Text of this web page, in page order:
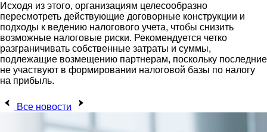
Исходя из этого, организациям целесообразно
пересмотреть действующие договорные конструкции и
подходы к ведению налогового учета, чтобы снизить
возможные налоговые риски. Рекомендуется четко
разграничивать собственные затраты и суммы,
подлежащие возмещению партнерам, поскольку последние
не участвуют в формировании налоговой базы по налогу
на прибыль.
Все новости